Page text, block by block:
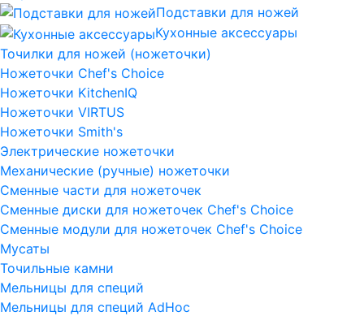
Подставки для ножей
Кухонные аксессуары
Точилки для ножей (ножеточки)
Ножеточки Chef's Choice
Ножеточки KitchenIQ
Ножеточки VIRTUS
Ножеточки Smith's
Электрические ножеточки
Механические (ручные) ножеточки
Сменные части для ножеточек
Сменные диски для ножеточек Chef's Choice
Сменные модули для ножеточек Chef's Choice
Мусаты
Точильные камни
Мельницы для специй
Мельницы для специй AdHoc